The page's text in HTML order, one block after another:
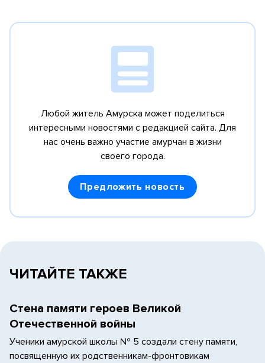
Любой житель Амурска может поделиться
интересными новостями с редакцией сайта. Для
нас очень важно участие амурчан в жизни
своего города.
Предложить новость
ЧИТАЙТЕ ТАКЖЕ
Стена памяти героев Великой
Отечественной войны
Ученики амурской школы № 5 создали стену памяти,
посвященную их родственникам-фронтовикам